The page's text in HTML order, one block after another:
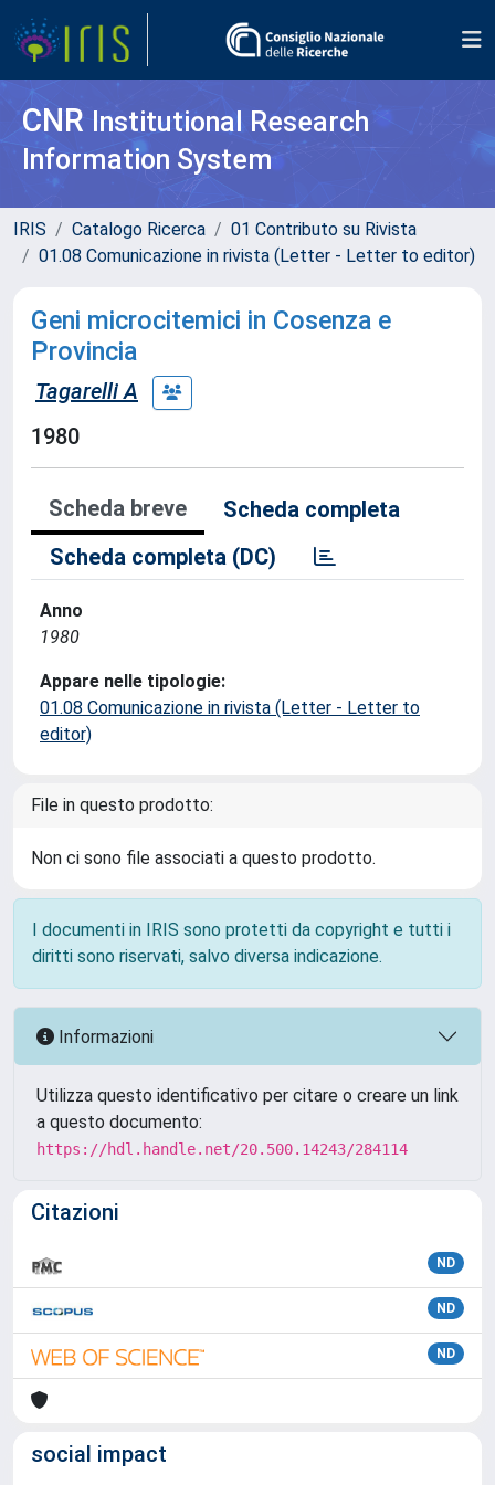
CNR Institutional Research
Information System
IRIS Catalogo Ricerca
01 Contributo su Rivista
01.08 Comunicazione in rivista (Letter - Letter to editor)
Geni microcitemici in Cosenza e
Provincia
Tagarelli A
1980
Scheda breve
Scheda completa
Scheda completa (DC)
Anno
1980
Appare nelle tipologie:
01.08 Comunicazione in rivista (Letter - Letter to
editor)
File in questo prodotto:
Non ci sono file associati a questo prodotto.
I documenti in IRIS sono protetti da copyright e tutti i
diritti sono riservati, salvo diversa indicazione.
Informazioni
Utilizza questo identificativo per citare o creare un link
a questo documento:
https://hdl.handle.net/20.500.14243/284114
Citazioni
ND
ND
ND
social impact